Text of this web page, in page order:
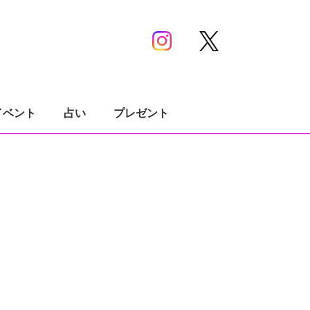
ント 占い プレゼント